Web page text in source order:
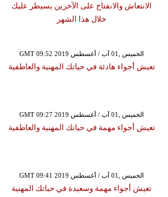
الانتعاش والانفتاح على الآخرين يسيطر عليك
خلال هذا الشهر
GMT 09:52 2019 الخميس ,01 آب / أغسطس
تعيش أجواء هادئة في حياتك المهنية والعاطفية
GMT 09:27 2019 الخميس ,01 آب / أغسطس
تعيش أجواء مهمة في حياتك المهنية والعاطفية
GMT 09:41 2019 الخميس ,01 آب / أغسطس
تعيش أجواء مهمة وسعيدة في حياتك المهنية